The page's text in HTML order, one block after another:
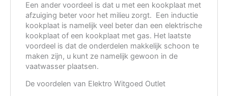
Een ander voordeel is dat u met een kookplaat met
afzuiging beter voor het milieu zorgt. Een inductie
kookplaat is namelijk veel beter dan een elektrische
kookplaat of een kookplaat met gas. Het laatste
voordeel is dat de onderdelen makkelijk schoon te
maken zijn, u kunt ze namelijk gewoon in de
vaatwasser plaatsen.
De voordelen van Elektro Witgoed Outlet